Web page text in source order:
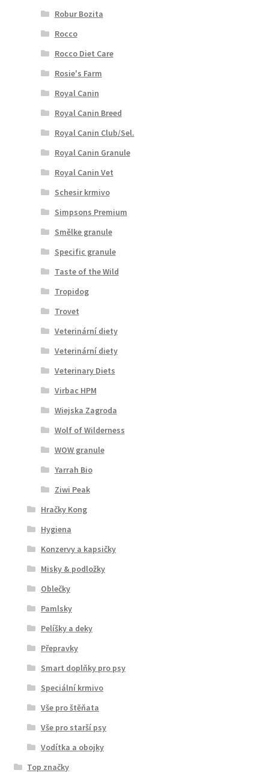
Robur Bozita
Rocco
Rocco Diet Care
Rosie's Farm
Royal Canin
Royal Canin Breed
Royal Canin Club/Sel.
Royal Canin Granule
Royal Canin Vet
Schesir krmivo
Simpsons Premium
Smělke granule
Specific granule
Taste of the Wild
Tropidog
Trovet
Veterinární diety
Veterinární diety
Veterinary Diets
Virbac HPM
Wiejska Zagroda
Wolf of Wilderness
WOW granule
Yarrah Bio
Ziwi Peak
Hračky Kong
Hygiena
Konzervy a kapsičky
Misky & podložky
Oblečky
Pamlsky
Pelíšky a deky
Přepravky
Smart doplňky pro psy
Speciální krmivo
Vše pro štěňata
Vše pro starší psy
Vodítka a obojky
Top značky